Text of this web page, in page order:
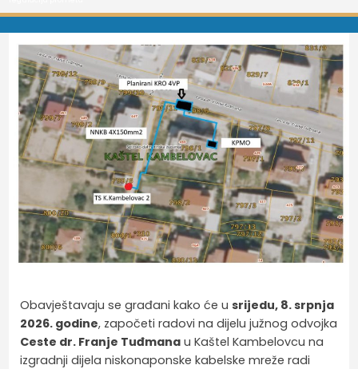
Obavještavaju se građani kako će usrijedu, 8. srpnja
2026. godine, započeti radovi na dijelu južnog odvojka
Ceste dr. Franje Tuđmana u Kaštel Kambelovcu na
izgradnji dijela niskonaponske kabelske mreže radi